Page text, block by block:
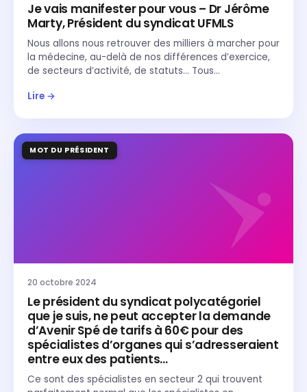
Je vais manifester pour vous – Dr Jérôme
Marty, Président du syndicat UFMLS
Nous allons nous retrouver des milliers à marcher pour
la médecine, au-delà de nos différences d’exercice,
de secteurs d’activité, de statuts… Tous…
Lire →
MOT DU PRÉSIDENT
20 octobre 2024
Le président du syndicat polycatégoriel
que je suis, ne peut accepter la demande
d’Avenir Spé de tarifs à 60€ pour des
spécialistes d’organes qui s’adresseraient
entre eux des patients…
Ce sont des spécialistes en secteur 2 qui trouvent